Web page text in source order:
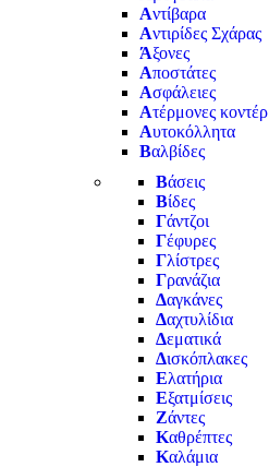
Αντίβαρα
Αντιρίδες Σχάρας
Άξονες
Αποστάτες
Ασφάλειες
Ατέρμονες κοντέρ
Αυτοκόλλητα
Βαλβίδες
Βάσεις
Βίδες
Γάντζοι
Γέφυρες
Γλίστρες
Γρανάζια
Δαγκάνες
Δαχτυλίδια
Δεματικά
Δισκόπλακες
Ελατήρια
Εξατμίσεις
Ζάντες
Καθρέπτες
Καλάμια